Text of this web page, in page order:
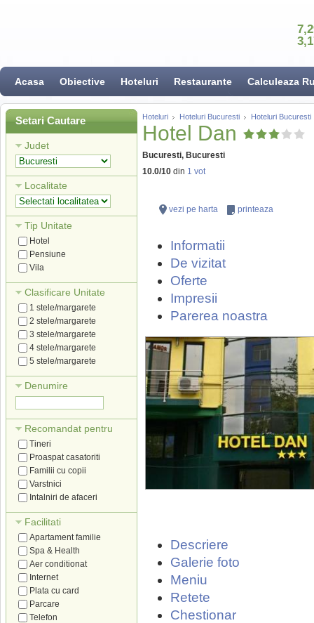
Acasa Obiective Hoteluri Restaurante Calculeaza
Setari Cautare
Judet
Localitate
Tip Unitate
Hotel
Pensiune
Vila
Clasificare Unitate
1 stele/margarete
2 stele/margarete
3 stele/margarete
4 stele/margarete
5 stele/margarete
Denumire
Recomandat pentru
Tineri
Proaspat casatoriti
Familii cu copii
Varstnici
Intalniri de afaceri
Facilitati
Apartament familie
Spa & Health
Aer conditionat
Internet
Plata cu card
Parcare
Telefon
Hoteluri Hoteluri Bucuresti Hoteluri Bucuresti
Hotel Dan
Bucuresti, Bucuresti
10.0/10 din 1 vot
vezi pe harta printeaza
Informatii
De vizitat
Oferte
Impresii
Parerea noastra
Descriere
Galerie foto
Meniu
Retete
Chestionar